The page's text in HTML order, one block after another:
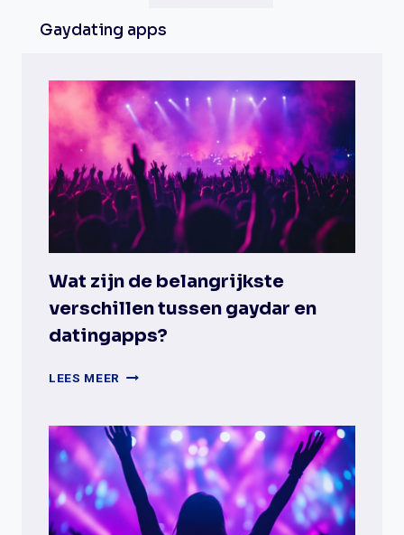
Gaydating apps
Wat zijn de belangrijkste
verschillen tussen gaydar en
datingapps?
LEES MEER WAT
BELANGRIJKSTE
VERSCHILLEN
TUSSEN
GAYDAR
EN
DATINGAPPS?